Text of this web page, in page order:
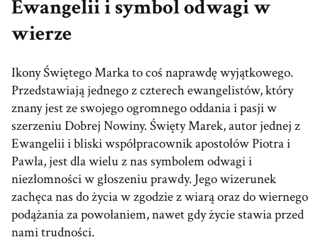
Ewangelii i symbol odwagi w
wierze
Ikony Świętego Marka to coś naprawdę wyjątkowego.
Przedstawiają jednego z czterech ewangelistów, który
znany jest ze swojego ogromnego oddania i pasji w
szerzeniu Dobrej Nowiny. Święty Marek, autor jednej z
Ewangelii i bliski współpracownik apostołów Piotra i
Pawła, jest dla wielu z nas symbolem odwagi i
niezłomności w głoszeniu prawdy. Jego wizerunek
zachęca nas do życia w zgodzie z wiarą oraz do wiernego
podążania za powołaniem, nawet gdy życie stawia przed
nami trudności.